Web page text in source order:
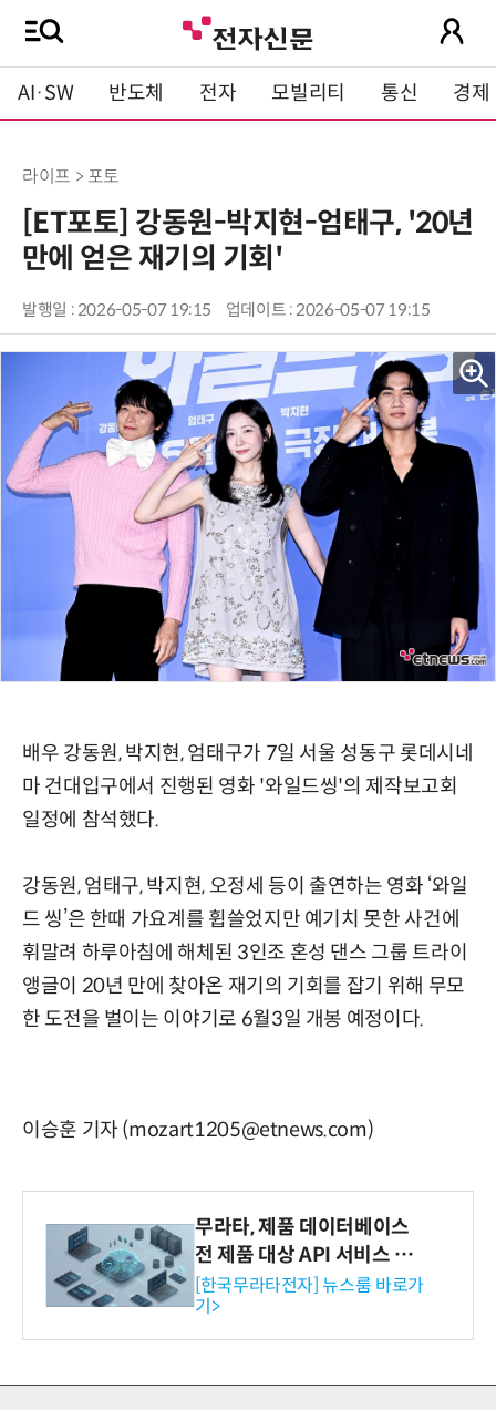
AI·SW 반도체 전자 모빌리티 통신 경제
라이프 > 포토
[ET포토] 강동원-박지현-엄태구, '20년
만에 얻은 재기의 기회'
발행일 : 2026-05-07 19:15 업데이트 : 2026-05-07 19:15
배우 강동원, 박지현, 엄태구가 7일 서울 성동구 롯데시네
마 건대입구에서 진행된 영화 '와일드씽'의 제작보고회
일정에 참석했다.
강동원, 엄태구, 박지현, 오정세 등이 출연하는 영화 ‘와일
드 씽’은 한때 가요계를 휩쓸었지만 예기치 못한 사건에
휘말려 하루아침에 해체된 3인조 혼성 댄스 그룹 트라이
앵글이 20년 만에 찾아온 재기의 기회를 잡기 위해 무모
한 도전을 벌이는 이야기로 6월3일 개봉 예정이다.
이승훈 기자 (mozart1205@etnews.com)
무라타, 제품 데이터베이스
전 제품 대상 API 서비스 제
공…73개 제품 카테고리로
확대
[한국무라타전자] 뉴스룸 바로가
기>